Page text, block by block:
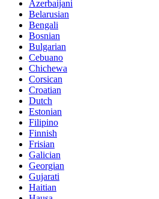
Azerbaijani
Belarusian
Bengali
Bosnian
Bulgarian
Cebuano
Chichewa
Corsican
Croatian
Dutch
Estonian
Filipino
Finnish
Frisian
Galician
Georgian
Gujarati
Haitian